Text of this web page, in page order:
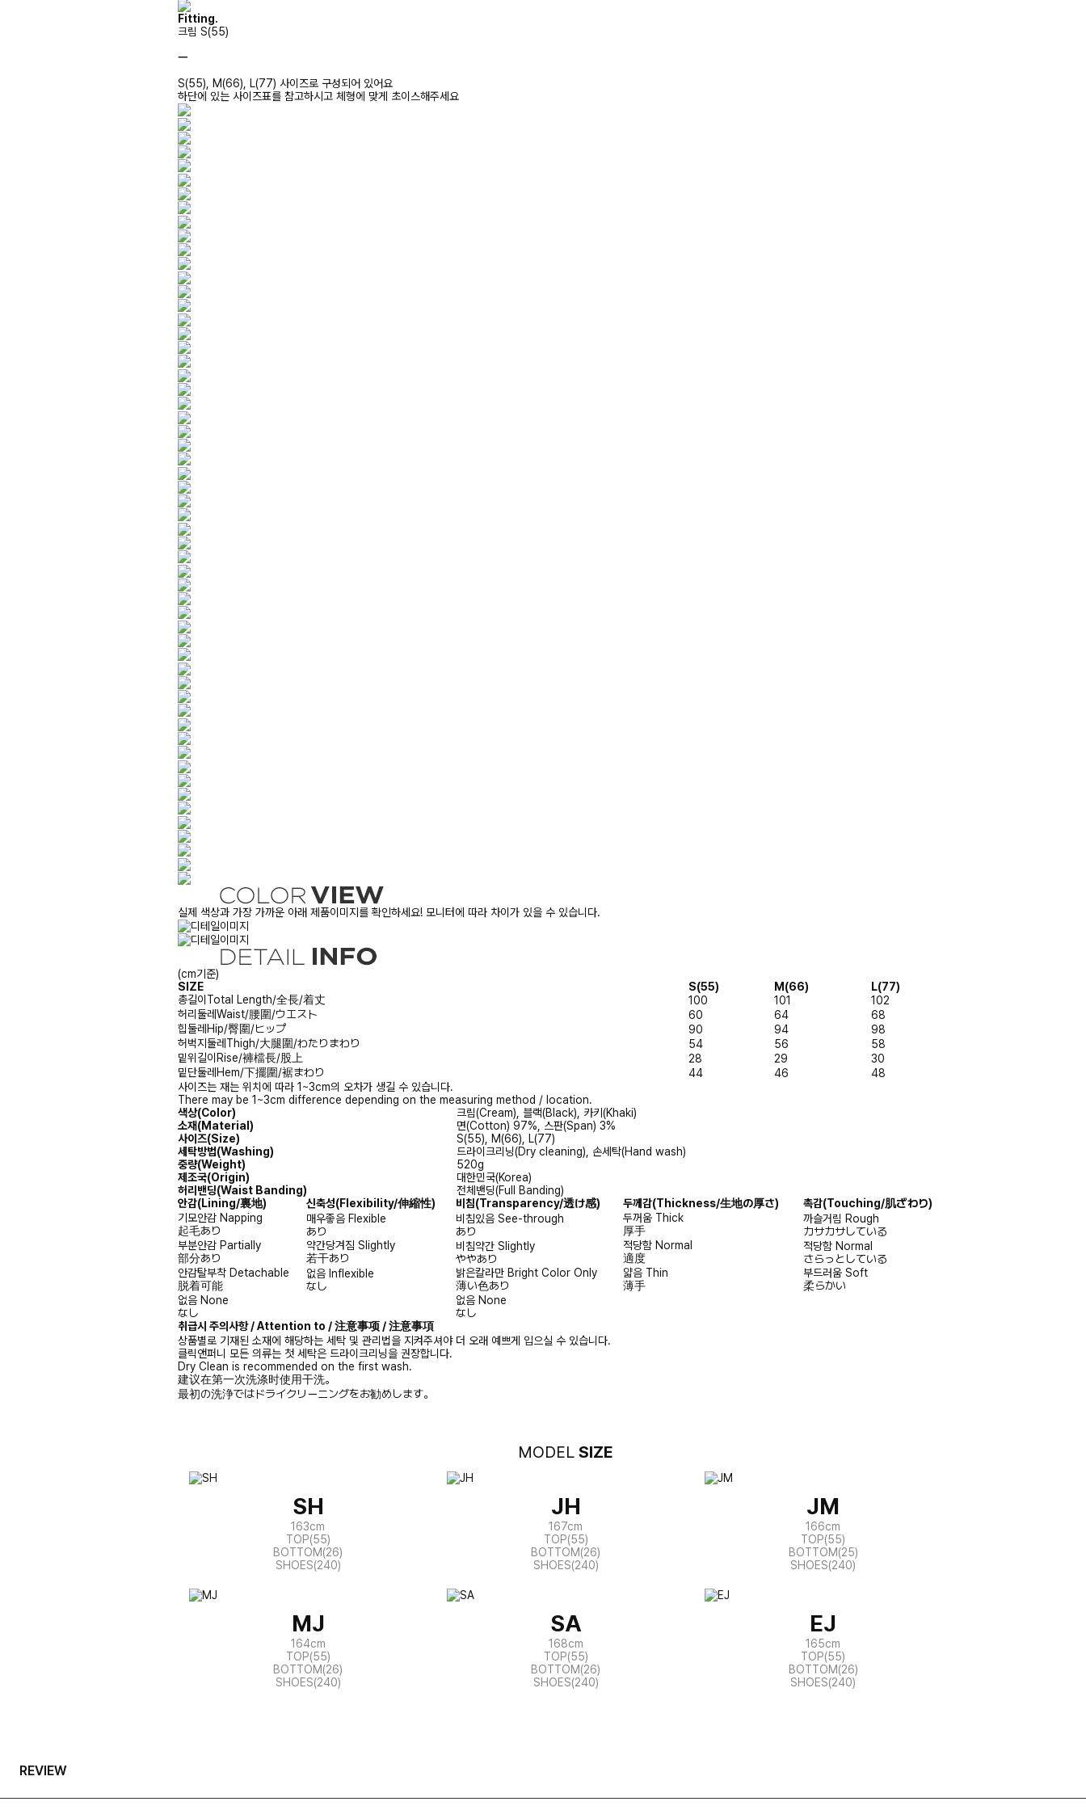
Fitting.
크림 S(55)
ㅡ
S(55), M(66), L(77) 사이즈로 구성되어 있어요
하단에 있는 사이즈표를 참고하시고 체형에 맞게 초이스해주세요
실제 색상과 가장 가까운 아래 제품이미지를 확인하세요! 모니터에 따라 차이가 있을 수 있습니다.
(cm기준)
SIZE
S(55) M(66)
L(77)
총길이 Total Length/全長/着丈 100 101
102
허리둘레Waist/腰圍/ウエスト 60 64
68
힙둘레 Hip/臀圍/ヒップ 90 94
98
허벅지둘레 Thigh/大腿圍/わたりまわり 54 56
58
밑위길이 Rise/褲檔長/股上 28 29
30
밑단둘레 Hem/下擺圍/裾まわり 44 46
48
사이즈는 재는 위치에 따라 1~3cm의 오차가 생길 수 있습니다.
There may be 1~3cm difference depending on the measuring method / location.
색상(Color)
크림(Cream), 블랙(Black), 카키(Khaki)
소재(Material)
면(Cotton) 97%, 스판(Span) 3%
사이즈(Size)
S(55), M(66), L(77)
세탁방법(Washing)
드라이크리닝(Dry cleaning), 손세탁(Hand wash)
중량(Weight)
520g
제조국(Origin)
대한민국(Korea)
허리밴딩(Waist Banding)
전체밴딩(Full Banding)
안감(Lining/裏地) 신축성(Flexibility/伸縮性) 비침(Transparency/透け感) 두께감(Thickness/生地の厚さ) 촉감(Touching/肌ざわり)
기모안감 Napping
起毛あり
매우좋음 Flexible
あり
비침있음 See-through
あり
두꺼움 Thick
厚手
까슬거림 Rough
カサカサしている
부분안감 Partially
部分あり
약간당겨짐 Slightly
若干あり
비침약간 Slightly
ややあり
적당함 Normal
適度
적당함 Normal
さらっとしている
안감탈부착 Detachable
脱着可能
없음 Inflexible
なし
밝은칼라만 Bright Color Only
薄い色あり
얇음 Thin
薄手
부드러움 Soft
柔らかい
없음 None
なし
없음 None
なし
취급시 주의사항 / Attention to / 注意事项 / 注意事項
상품별로 기재된 소재에 해당하는 세탁 및 관리법을 지켜주셔야 더 오래 예쁘게 입으실 수 있습니다.
클릭앤퍼니 모든 의류는 첫 세탁은 드라이크리닝을 권장합니다.
Dry Clean is recommended on the first wash.
建议在第一次洗涤时使用干洗。
最初の洗浄ではドライクリーニングをお勧めします。
MODEL SIZE
SH
163cm
TOP(55)
BOTTOM(26)
SHOES(240)
JH
167cm
TOP(55)
BOTTOM(26)
SHOES(240)
JM
166cm
TOP(55)
BOTTOM(25)
SHOES(240)
MJ
164cm
TOP(55)
BOTTOM(26)
SHOES(240)
SA
168cm
TOP(55)
BOTTOM(26)
SHOES(240)
EJ
165cm
TOP(55)
BOTTOM(26)
SHOES(240)
REVIEW